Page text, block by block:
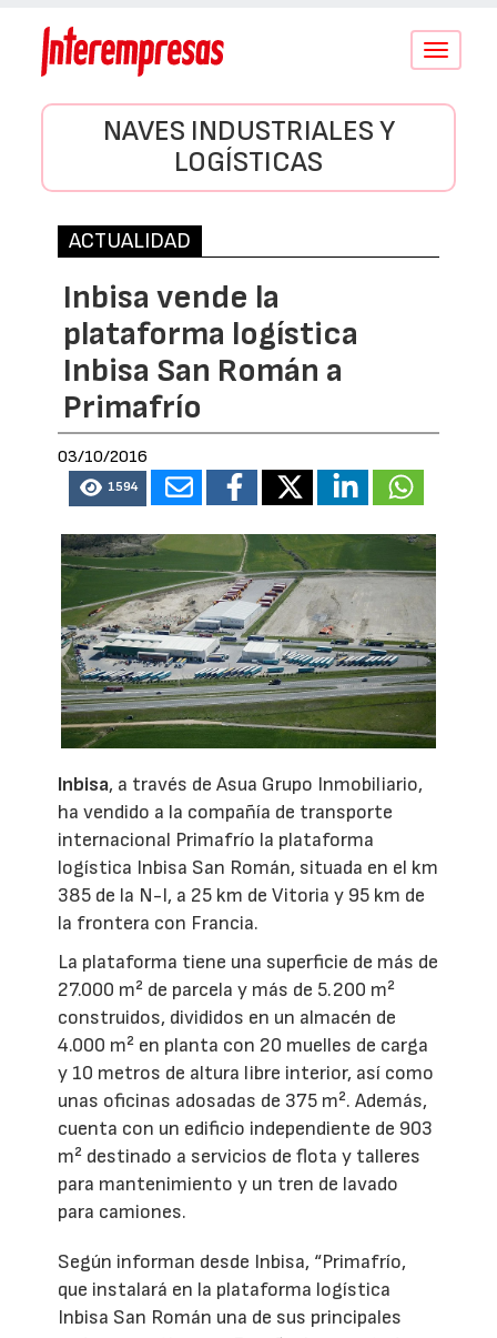
Conmutar
NAVES INDUSTRIALES Y
LOGÍSTICAS
ACTUALIDAD
Inbisa vende la
plataforma logística
Inbisa San Román a
Primafrío
03/10/2016
1594
Inbisa, a través de Asua Grupo Inmobiliario,
ha vendido a la compañía de transporte
internacional Primafrío la plataforma
logística Inbisa San Román, situada en el km
385 de la N-I, a 25 km de Vitoria y 95 km de
la frontera con Francia.
La plataforma tiene una superficie de más de
27.000 m² de parcela y más de 5.200 m²
construidos, divididos en un almacén de
4.000 m² en planta con 20 muelles de carga
y 10 metros de altura libre interior, así como
unas oficinas adosadas de 375 m². Además,
cuenta con un edificio independiente de 903
m² destinado a servicios de flota y talleres
para mantenimiento y un tren de lavado
para camiones.
Según informan desde Inbisa, “Primafrío,
que instalará en la plataforma logística
Inbisa San Román una de sus principales